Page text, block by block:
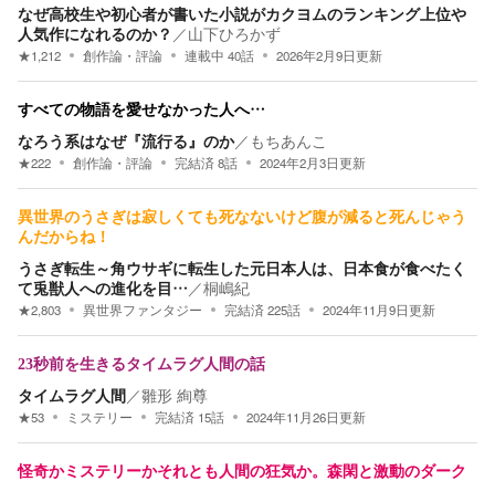
なぜ高校生や初心者が書いた小説がカクヨムのランキング上位や
人気作になれるのか？ ／山下ひろかず
★1,212 創作論・評論 連載中 40話 2026年2月9日更新
すべての物語を愛せなかった人へ…
なろう系はなぜ『流行る』のか／ もちあんこ
★222 創作論・評論 完結済8話 2024年2月3日更新
異世界のうさぎは寂しくても死なないけど腹が減ると死んじゃう
んだからね！
うさぎ転生～角ウサギに転生した元日本人は、日本食が食べたく
て兎獣人への進化を目… ／桐嶋紀
★2,803 異世界ファンタジー 完結済225話 2024年11月9日更新
23秒前を生きるタイムラグ人間の話
タイムラグ人間／雛形 絢尊
★53 ミステリー 完結済 15話 2024年11月26日更新
怪奇かミステリーかそれとも人間の狂気か。森閑と激動のダーク